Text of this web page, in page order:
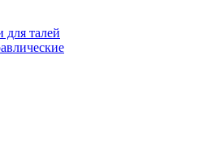
для талей